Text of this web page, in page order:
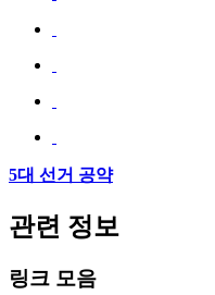
5대 선거 공약
관련 정보
링크 모음